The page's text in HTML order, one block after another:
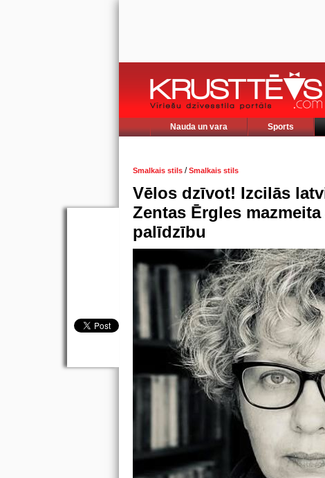
Nauda un vara Sports
Smalkais stils /Smalkais stils
Vēlos dzīvot! Izcilās
Zentas Ērgles
palīdzību